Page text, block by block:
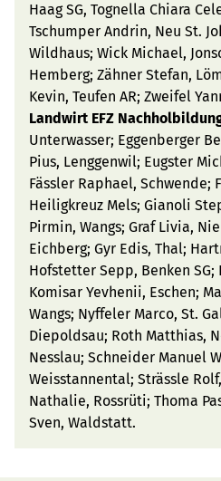
Haag SG, Tognella Chiara
Tschumper Andrin, Neu St.
Wildhaus; Wick Michael,
Hemberg; Zähner Stefan,
Kevin, Teufen AR; Zweifel
Landwirt EFZ
Unterwasser; Eggenberger
Pius, Lenggenwil; Eugster
Fässler Raphael, Schwende;
Heiligkreuz Mels; Gianoli
Pirmin, Wangs; Graf Livia,
Eichberg; Gyr Edis, Thal;
Hofstetter Sepp, Benken SG;
Komisar Yevhenii, Eschen;
Wangs; Nyffeler Marco, St.
Diepoldsau; Roth Matthias,
Nesslau; Schneider Manuel
Weisstannental; Strässle
Nathalie, Rossrüti; Thoma
Sven, Waldstatt.